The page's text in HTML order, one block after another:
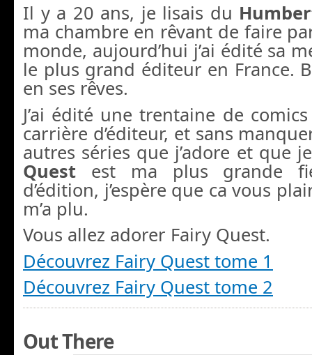
Il y a 20 ans, je lisais du
ma chambre en rêvant de faire
monde, aujourd’hui j’ai édité sa
le plus grand éditeur en France.
en ses rêves.
J’ai édité une trentaine de
carrière d’éditeur, et sans
autres séries que j’adore et que
Quest est ma plus grande
d’édition, j’espère que ca vous
m’a plu.
Vous allez adorer Fairy Quest.
Découvrez Fairy Quest tome 1
Découvrez Fairy Quest tome 2
Out There